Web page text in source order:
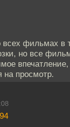
всех фильмах в
но все
на просмотр.